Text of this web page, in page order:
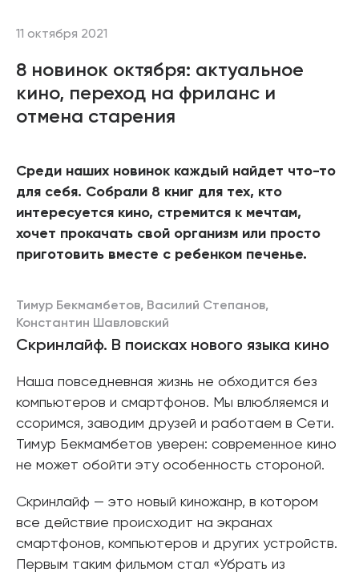
11 октября 2021
8 новинок октября: актуальное
кино, переход на фриланс и
отмена старения
Среди наших новинок каждый найдет что-то
для себя. Собрали 8 книг для тех, кто
интересуется кино, стремится к мечтам,
хочет прокачать свой организм или просто
приготовить вместе с ребенком печенье.
Тимур Бекмамбетов, Василий Степанов,
Константин Шавловский
Скринлайф. В поисках нового языка кино
Наша повседневная жизнь не обходится без
компьютеров и смартфонов. Мы влюбляемся и
ссоримся, заводим друзей и работаем в Сети.
Тимур Бекмамбетов уверен: современное кино
не может обойти эту особенность стороной.
Скринлайф — это новый киножанр, в котором
все действие происходит на экранах
смартфонов, компьютеров и других устройств.
Первым таким фильмом стал «Убрать из